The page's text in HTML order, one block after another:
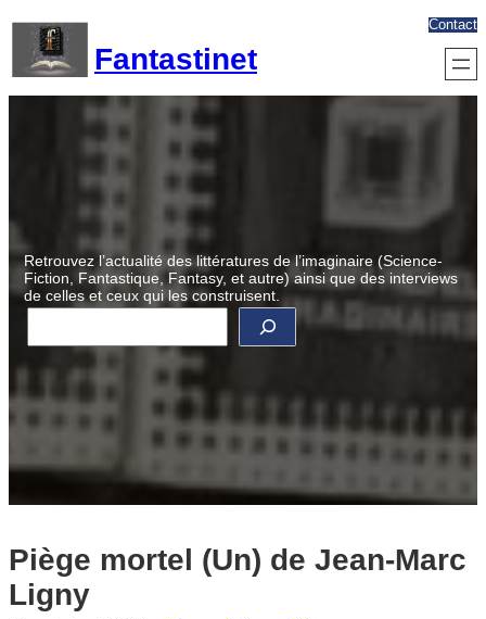
contenu
Fantastinet
Contact
Retrouvez l’actualité des littératures de l’imaginaire (Science-
Fiction, Fantastique, Fantasy, et autre) ainsi que des interviews
de celles et ceux qui les construisent.
R
c
h
r
c
r
Piège mortel (Un) de Jean-Marc
Ligny